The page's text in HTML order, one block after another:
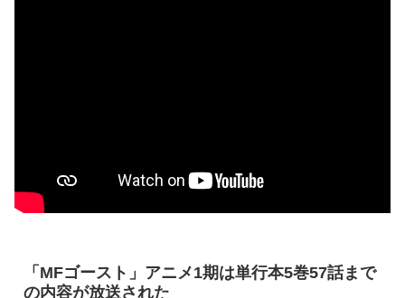
「MFゴースト」アニメ1期は単行本5巻57話まで
の内容が放送された